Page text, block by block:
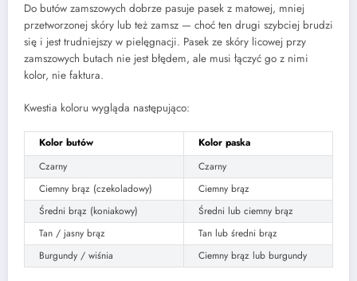
Do butów zamszowych dobrze pasuje pasek z matowej, mniej
przetworzonej skóry lub też zamsz — choć ten drugi szybciej brudzi
się i jest trudniejszy w pielęgnacji. Pasek ze skóry licowej przy
zamszowych butach nie jest błędem, ale musi łączyć go z nimi
kolor, nie faktura.
Kwestia koloru wygląda następująco:
Kolor butów
Kolor paska
Czarny
Czarny
Ciemny brąz (czekoladowy)
Ciemny brąz
Średni brąz (koniakowy)
Średni lub ciemny brąz
Tan / jasny brąz
Tan lub średni brąz
Burgundy / wiśnia
Ciemny brąz lub burgundy